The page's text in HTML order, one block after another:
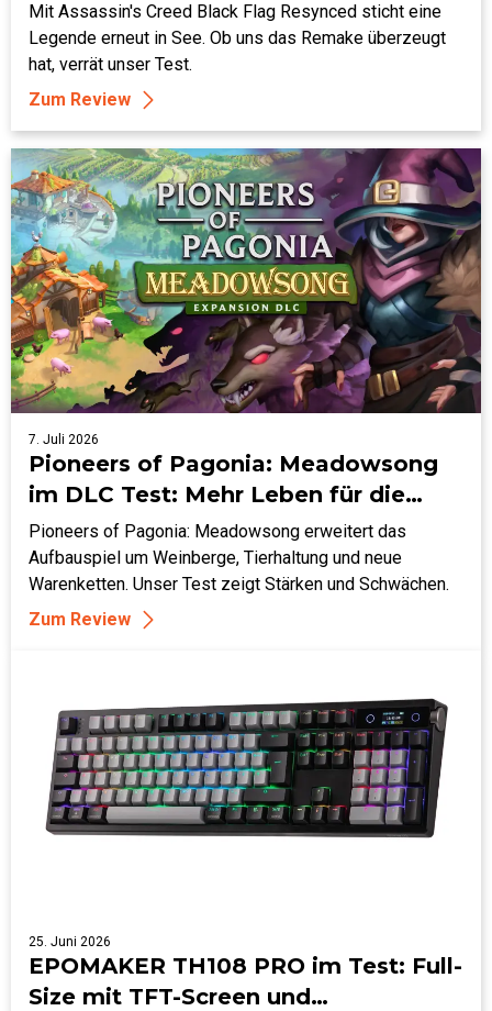
Hommage oder Schiffbruch?
Mit Assassin's Creed Black Flag Resynced sticht eine
Legende erneut in See. Ob uns das Remake überzeugt
hat, verrät unser Test.
Zum Review
7. Juli 2026
Pioneers of Pagonia: Meadowsong
im DLC Test: Mehr Leben für die
Inselwelt
Pioneers of Pagonia: Meadowsong erweitert das
Aufbauspiel um Weinberge, Tierhaltung und neue
Warenketten. Unser Test zeigt Stärken und Schwächen.
Zum Review
25. Juni 2026
EPOMAKER TH108 PRO im Test: Full-
Size mit TFT-Screen und